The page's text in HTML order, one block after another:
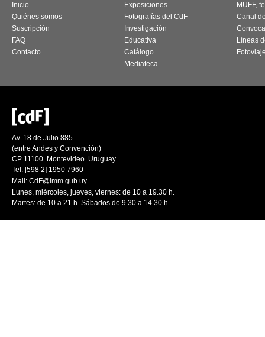
Inicio
Quiénes somos
Suscripción
FAQ
Contacto
Exposiciones
Fotografías del CdF
Investigación
Educativa
Catálogo
Mediateca
MUFF,
Canal
Líneas
Av. 18 de Julio 885
(entre Andes y Convención)
CP 11100. Montevideo. Uruguay
Tel: [598 2] 1950 7960
Mail: CdF@imm.gub.uy
Lunes, miércoles, jueves, viernes: de 10 a 19.30 h.
Martes: de 10 a 21 h. Sábados de 9.30 a 14.30 h.